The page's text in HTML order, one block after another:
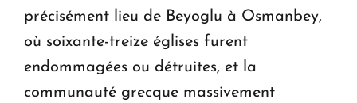
précisément lieu de Beyoglu à Osmanbey,
où soixante-treize églises furent
endommagées ou détruites, et la
communauté grecque massivement